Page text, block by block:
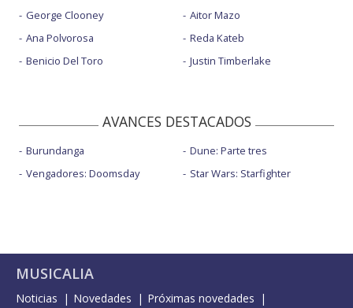
George Clooney
Ana Polvorosa
Benicio Del Toro
Aitor Mazo
Reda Kateb
Justin Timberlake
AVANCES DESTACADOS
Burundanga
Vengadores: Doomsday
Dune: Parte tres
Star Wars: Starfighter
MUSICALIA
Noticias Novedades
Próximas novedades